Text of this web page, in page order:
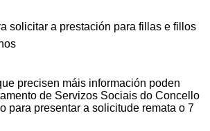
solicitar a prestación para fillas e fillos
precisen máis información poden
de Servizos Sociais do Concello
para presentar a solicitude remata o 7